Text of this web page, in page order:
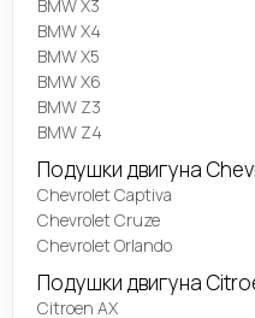
BMW X3
BMW X4
BMW X5
BMW X6
BMW Z3
BMW Z4
Подушки двигуна
Chevrolet Captiva
Chevrolet Cruze
Chevrolet Orlando
Подушки двигуна
Citroen AX